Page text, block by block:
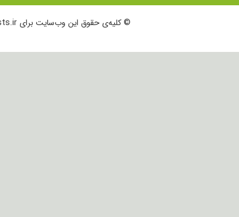
© کلیه‌ی حقوق این وب‌سایت برای LabTests.ir محفوظ است.